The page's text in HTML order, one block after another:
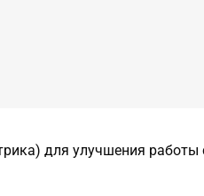
для улучшения работы